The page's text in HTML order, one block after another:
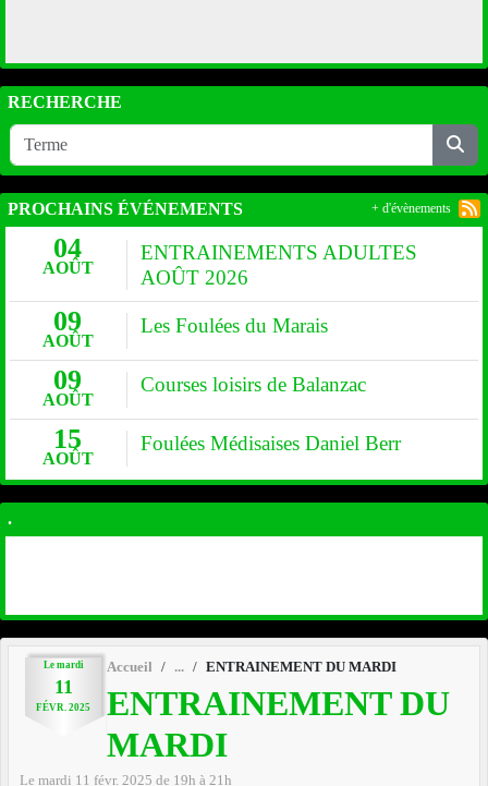
Le mardi
11
FÉVR. 2025
Accueil ENTRAINEMENT DU MARDI
ENTRAINEMENT DU
MARDI
Le mardi 11 févr. 2025 de 19h à 21h
RECHERCHE
PROCHAINS ÉVÉNEMENTS
04
AOÛT
ENTRAINEMENTS ADULTES
AOÛT 2026
09
AOÛT
Les Foulées du Marais
09
AOÛT
Courses loisirs de Balanzac
15
AOÛT
Foulées Médisaises Daniel Berr
+ d'évènements
.